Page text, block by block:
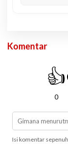
Komentar
👍
0
Isi komentar